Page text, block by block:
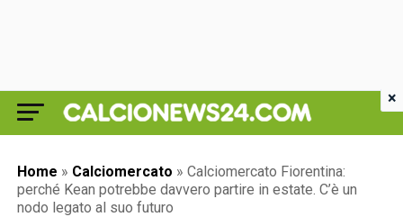
Home » Calciomercato » Calciomercato Fiorentina:
perché Kean potrebbe davvero partire in estate. C’è un
nodo legato al suo futuro
×